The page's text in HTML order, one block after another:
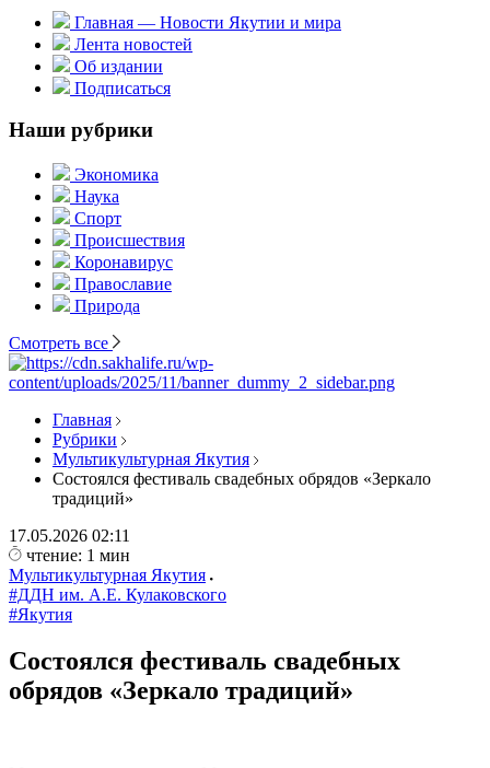
Главная — Новости Якутии и мира
Лента новостей
Об издании
Подписаться
Наши рубрики
Экономика
Наука
Спорт
Происшествия
Коронавирус
Православие
Природа
Смотреть все
Главная
Рубрики
Мультикультурная Якутия
Состоялся фестиваль свадебных обрядов «Зеркало
традиций»
17.05.2026 02:11
чтение: 1 мин
Мультикультурная Якутия
#ДДН им. А.Е. Кулаковского
#Якутия
Состоялся фестиваль свадебных
обрядов «Зеркало традиций»